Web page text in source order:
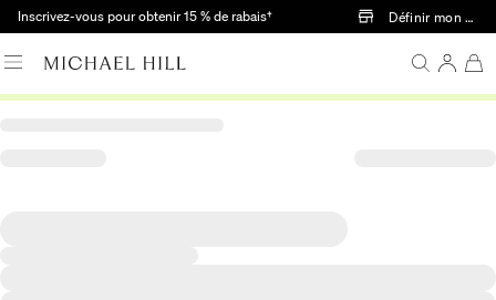
Passer au contenu principal
Inscrivez-vous pour obtenir 15 % de rabais† Définir mon